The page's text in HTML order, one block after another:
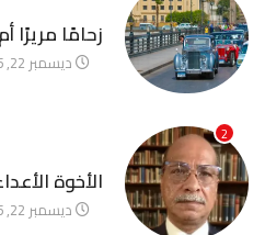
زحامًا مريرًا
ديسمبر 22, 2025
2
الأخوة
ديسمبر 22, 2025